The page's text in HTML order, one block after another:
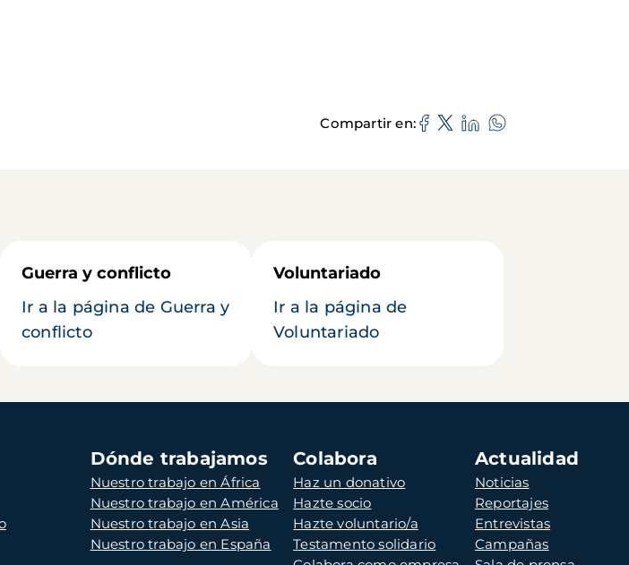
Compartir en
Guerra y conflicto
Ir a la página de Guerra y
conflicto
Voluntariado
Ir a la página de
Voluntariado
Dónde trabajamos
Nuestro trabajo en África
Nuestro trabajo en América
Nuestro trabajo en Asia
Nuestro trabajo en España
Colabora
Haz un donativo
Hazte socio
Hazte voluntario/a
Testamento solidario
Actualidad
Noticias
Reportajes
Entrevistas
Campañas